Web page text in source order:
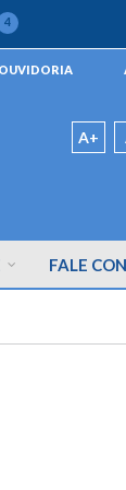
4
OUVIDORIA
A+
FALE